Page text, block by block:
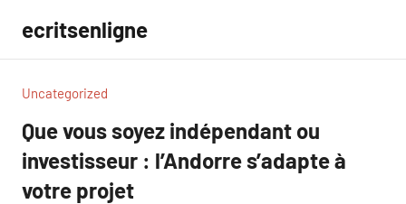
contenu
ecritsenligne
Uncategorized
Que vous soyez indépendant ou
investisseur : l’Andorre s’adapte à
votre projet